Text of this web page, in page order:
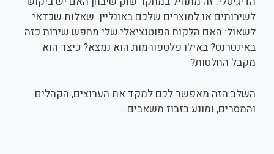
לשירותים או למוצרים שלכם באונליין. שאלות שכדאי
לשאול: האם הלקוח הפוטנציאלי שלי מחפש שירות כזה
באינטרנט? באילו פלטפורמות הוא נמצא? כיצד הוא
מקבל החלטות?
השלב הזה מאפשר לכם למקד את הערוצים, הקהלים
והמסרים, ומונע בזבוז משאבים.